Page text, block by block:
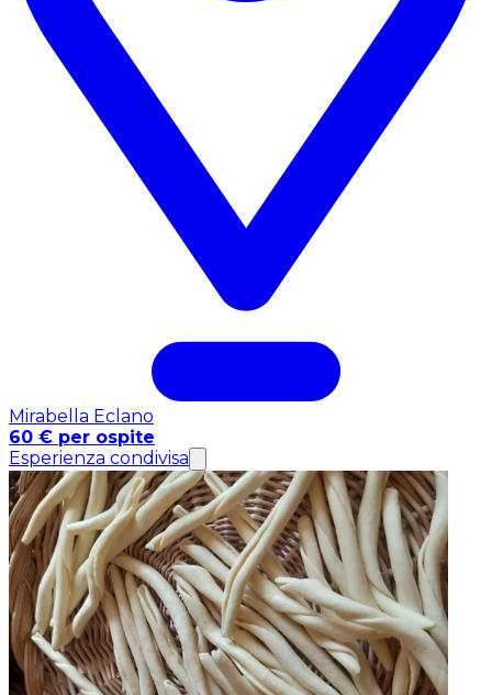
Mirabella Eclano
60 € per ospite
Esperienza condivisa